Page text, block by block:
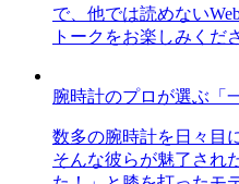
で、他では読めない
トークをお楽しみくだ
腕時計のプロが選ぶ「
数多の腕時計を日々目
そんな彼らが魅了され